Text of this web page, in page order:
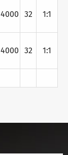
4000 32 1:1
4000 32 1:1